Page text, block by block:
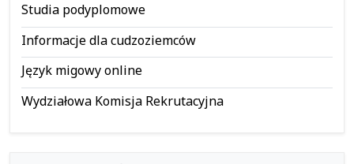
Studia podyplomowe
Informacje dla cudzoziemców
Język migowy online
Wydziałowa Komisja Rekrutacyjna